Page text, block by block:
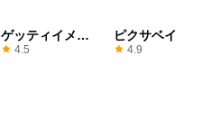
ゲッティイメー
ジズ
4.5
ピクサベイ
4.9